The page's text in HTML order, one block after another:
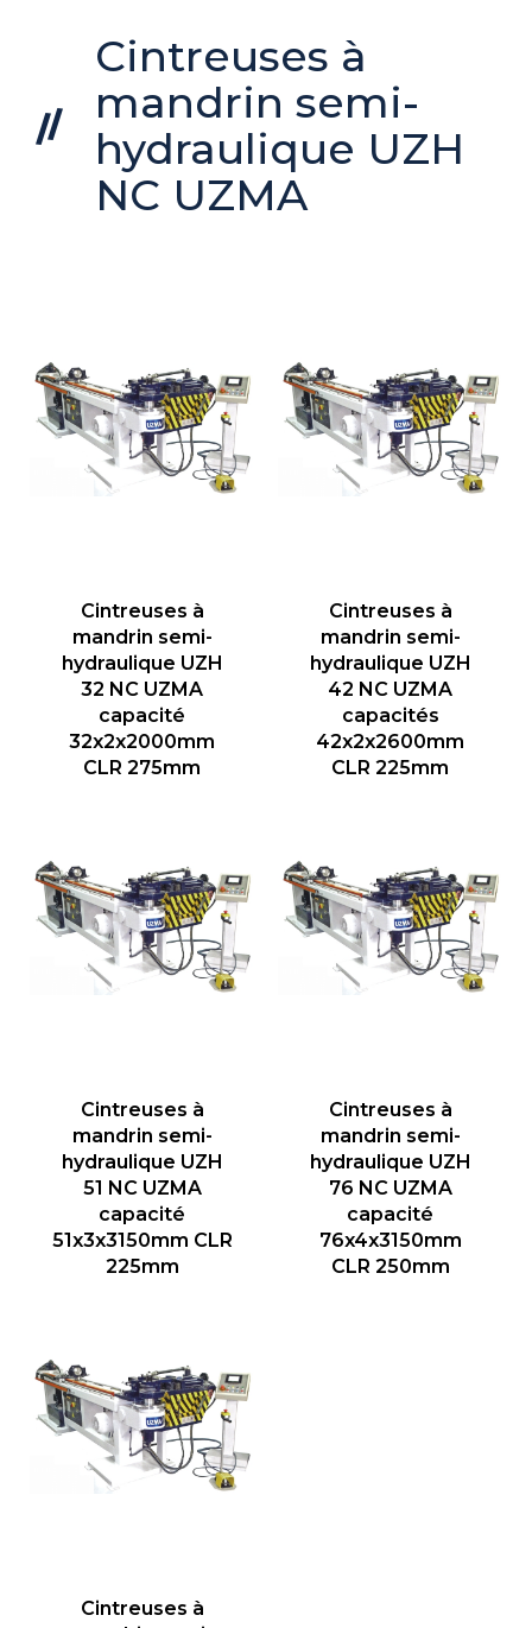
Cintreuses à
mandrin semi-
hydraulique UZH
NC UZMA
Cintreuses à
mandrin semi-
hydraulique UZH
32 NC UZMA
capacité
32x2x2000mm
CLR 275mm
Cintreuses à
mandrin semi-
hydraulique UZH
42 NC UZMA
capacités
42x2x2600mm
CLR 225mm
Cintreuses à
mandrin semi-
hydraulique UZH
51 NC UZMA
capacité
51x3x3150mm CLR
225mm
Cintreuses à
mandrin semi-
hydraulique UZH
76 NC UZMA
capacité
76x4x3150mm
CLR 250mm
Cintreuses à